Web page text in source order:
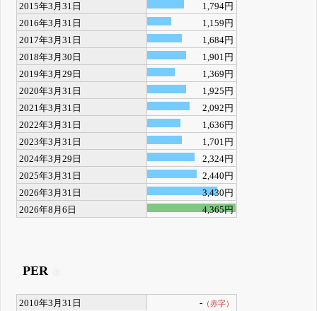
2015年3月31日
1,794円
2016年3月31日
1,159円
2017年3月31日
1,684円
2018年3月30日
1,901円
2019年3月29日
1,369円
2020年3月31日
1,925円
2021年3月31日
2,092円
2022年3月31日
1,636円
2023年3月31日
1,701円
2024年3月29日
2,324円
2025年3月31日
2,440円
2026年3月31日
3,430円
2026年8月6日
4,365円
PER
2010年3月31日 - （赤字）